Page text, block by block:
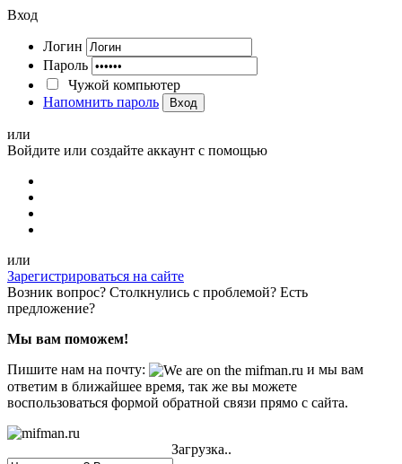
Вход
Логин
Пароль
Чужой компьютер
Напомнить пароль
Вход
или
Войдите или создайте аккаунт с помощью
или
Зарегистрироваться на сайте
Возник вопрос? Столкнулись с проблемой? Есть
предложение?
Мы вам поможем!
Пишите нам на почту:
и мы вам
ответим в ближайшее время, так же вы можете
воспользоваться формой обратной связи прямо с сайта.
Загрузка..